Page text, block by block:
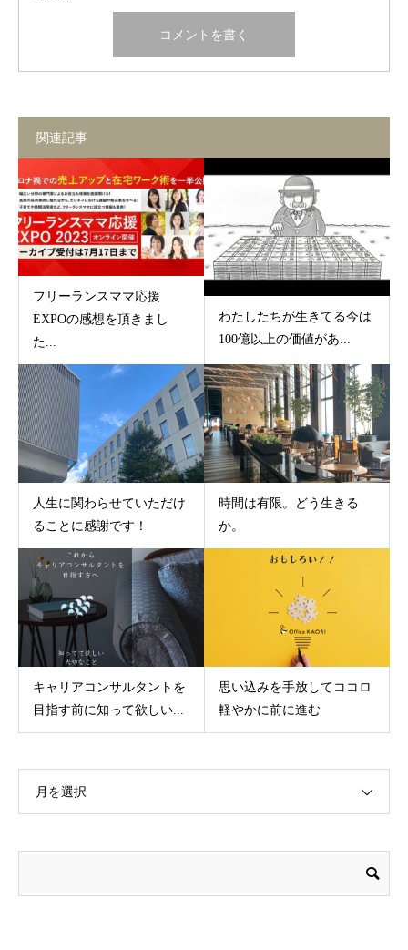
関連記事
フリーランスママ応援
EXPOの感想を頂きまし
た...
わたしたちが生きてる今は
100億以上の価値があ...
人生に関わらせていただけ
ることに感謝です！
時間は有限。どう生きる
か。
キャリアコンサルタントを
目指す前に知って欲しい...
思い込みを手放してココロ
軽やかに前に進む
月を選択